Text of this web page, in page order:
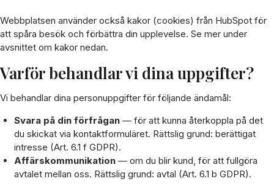
Webbplatsen använder också kakor (cookies) från HubSpot för
att spåra besök och förbättra din upplevelse. Se mer under
avsnittet om kakor nedan.
Varför behandlar vi dina uppgifter?
Vi behandlar dina personuppgifter för följande ändamål:
Svara på din förfrågan— för att kunna återkoppla på det
du skickat via kontaktformuläret. Rättslig grund: berättigat
intresse (Art. 6.1 f GDPR).
Affärskommunikation— om du blir kund, för att fullgöra
avtalet mellan oss. Rättslig grund: avtal (Art. 6.1 b GDPR).